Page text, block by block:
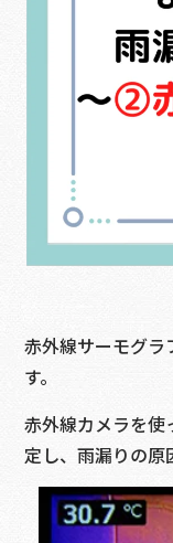
赤外線サーモグラ
す。
赤外線カメラを使
定し、雨漏りの原